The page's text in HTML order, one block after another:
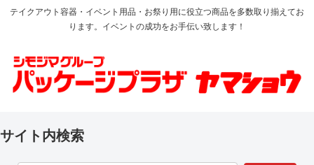
テイクアウト容器・イベント用品・お祭り用に役立つ商品を多数取り揃えてお
ります。イベントの成功をお手伝い致します！
サイト内検索